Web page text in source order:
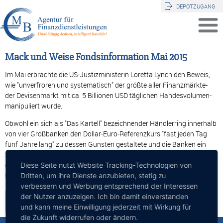
DEPOTZUGANG
Mack und Weise Fondsinformation Mai 2015
Im Mai erbrachte die US-Justizministerin Loretta Lynch den Beweis,
wie "unverfroren und systematisch" der größte aller Finanzmärkte-
der Devisenmarkt mit ca. 5 Billionen USD täglichen Handesvolumen-
manipuliert wurde.
Obwohl ein sich als "Das Kartell" bezeichnender Händlerring innerhalb
von vier Großbanken den Dollar-Euro-Referenzkurs "fast jeden Tag
fünf Jahre lang" zu dessen Gunsten gestaltete und die Banken ein
Schuldbekenntnis abgaben, bewegte sich die verkündete Strafe für
dieses organisatorische Verbrechen nur im ....Peanuts-Bereich (5,4
Mrd. USD). der ganze Beitrag anbei als PDF zum download
Zurück
Diese Seite nutzt Website Tracking-Technologien von
Dritten, um ihre Dienste anzubieten, stetig zu
verbessern und Werbung entsprechend der Interessen
der Nutzer anzuzeigen. Ich bin damit einverstanden
und kann meine Einwilligung jederzeit mit Wirkung für
die Zukunft widerrufen oder ändern.